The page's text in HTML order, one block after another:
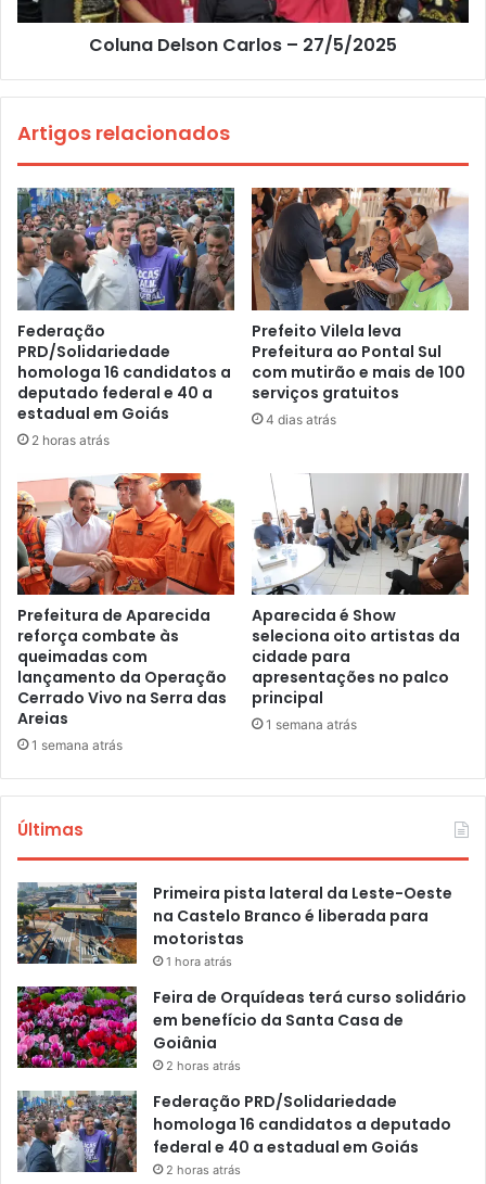
Coluna Delson Carlos – 27/5/2025
Artigos relacionados
Federação
PRD/Solidariedade
homologa 16 candidatos a
deputado federal e 40 a
estadual em Goiás
2 horas atrás
Prefeito Vilela leva
Prefeitura ao Pontal Sul
com mutirão e mais de 100
serviços gratuitos
4 dias atrás
Prefeitura de Aparecida
reforça combate às
queimadas com
lançamento da Operação
Cerrado Vivo na Serra das
Areias
1 semana atrás
Aparecida é Show
seleciona oito artistas da
cidade para
apresentações no palco
principal
1 semana atrás
Últimas
Primeira pista lateral da Leste-Oeste
na Castelo Branco é liberada para
motoristas
1 hora atrás
Feira de Orquídeas terá curso solidário
em benefício da Santa Casa de
Goiânia
2 horas atrás
Federação PRD/Solidariedade
homologa 16 candidatos a deputado
federal e 40 a estadual em Goiás
2 horas atrás